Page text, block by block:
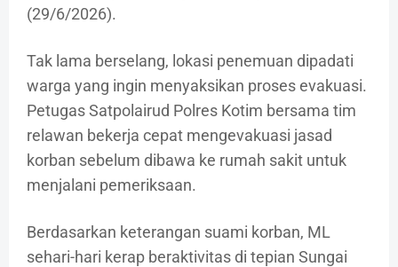
(29/6/2026).
Tak lama berselang, lokasi penemuan dipadati
warga yang ingin menyaksikan proses evakuasi.
Petugas Satpolairud Polres Kotim bersama tim
relawan bekerja cepat mengevakuasi jasad
korban sebelum dibawa ke rumah sakit untuk
menjalani pemeriksaan.
Berdasarkan keterangan suami korban, ML
sehari-hari kerap beraktivitas di tepian Sungai